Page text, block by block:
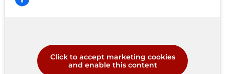
Click to accept marketing cookies
and enable this content